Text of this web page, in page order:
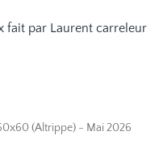
fait par Laurent carreleur
(Altrippe) - Mai 2026